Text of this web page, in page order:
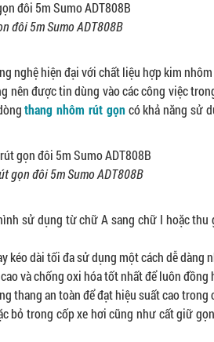
đôi 5m Sumo ADT808B
nghệ hiện đại với chất liệu hợp kim
nên được tin dùng vào các công việc
thang nhôm rút gọncó khả năng sử
gọn đôi 5m Sumo ADT808B
sử dụng từ chữ A sang chữ I hoặc
dài tối đa sử dụng một cách dễ dàng
và chống oxi hóa tốt nhất để luôn đồng
thang an toàn để đạt hiệu suất cao trong
bỏ trong cốp xe hơi cũng như cất giữ